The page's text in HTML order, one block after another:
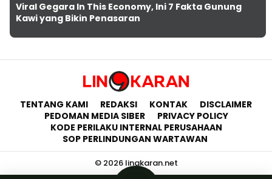
Viral Gegara In This Economy, Ini 7 Fakta Gunung
Kawi yang Bikin Penasaran
TENTANG KAMI REDAKSI KONTAK
DISCLAIMER
PEDOMAN MEDIA SIBER
PRIVACY POLICY
KODE PERILAKU INTERNAL PERUSAHAAN
SOP PERLINDUNGAN WARTAWAN
© 2026 lingkaran.net